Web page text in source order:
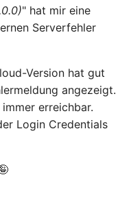
" hat mir eine
Serverfehler
Version hat gut
angezeigt.
erreichbar.
Login Credentials